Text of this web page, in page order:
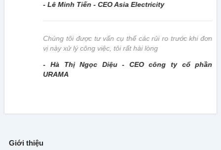
- Lê Minh Tiến - CEO Asia Electricity
Chúng tôi được tư vấn cụ thể các rủi ro trước khi đơn
vị này xử lý công việc, tôi rất hài lòng
- Hà Thị Ngọc Diệu - CEO công ty cổ phần
URAMA
Giới thiệu